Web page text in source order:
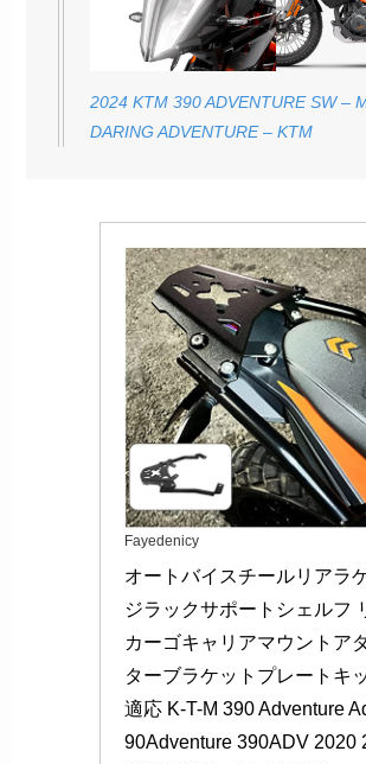
2024 KTM 390 ADVENTURE SW –
DARING ADVENTURE – KTM
Fayedenicy
オートバイスチールリアラ
ジラックサポートシェルフ
カーゴキャリアマウントア
ターブラケットプレートキ
適応 K-T-M 390 Adventure
90Adventure 390ADV 2020